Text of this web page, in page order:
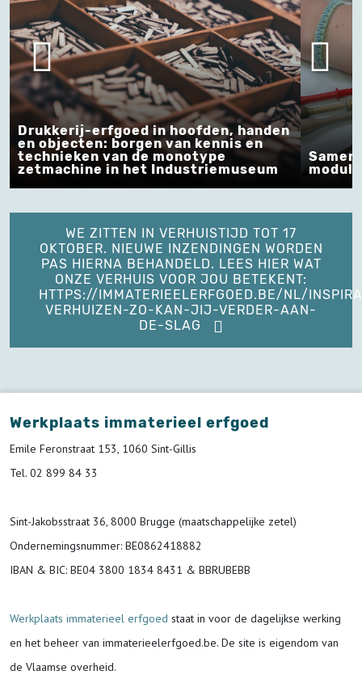
Samen over kantklossen leren in
modules
WE ZITTEN IN VERHUISTIJD TOT 17
OKTOBER. NIEUWE INZENDINGEN WORDEN
PAS HIERNA BEHANDELD. LEES HIER WAT
ONZE VERHUIS VOOR JOU BETEKENT:
HTTPS://IMMATERIEELERFGOED.BE/NL/
VERHUIZEN-ZO-KAN-JIJ-VERDER-AAN-
DE-SLAG
Werkplaats immaterieel erfgoed
Emile Feronstraat 153, 1060 Sint-Gillis
Tel. 02 899 84 33
Sint-Jakobsstraat 36, 8000 Brugge (maatschappelijke zetel)
Ondernemingsnummer: BE0862418882
IBAN & BIC: BE04 3800 1834 8431 & BBRUBEBB
Werkplaats immaterieel erfgoed staat in voor de dagelijkse werking
en het beheer van immaterieelerfgoed.be. De site is eigendom van
de Vlaamse overheid.